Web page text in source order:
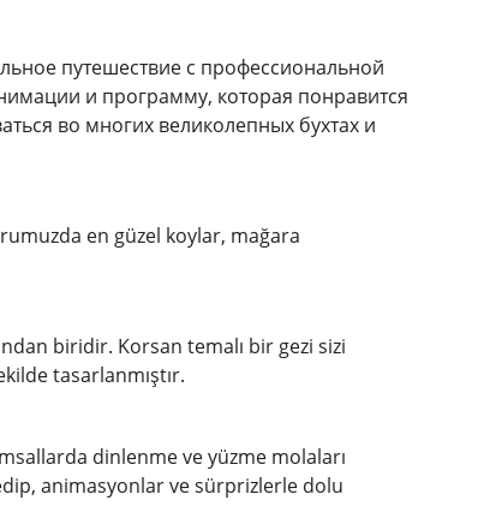
путешествие с профессиональной
и программу, которая понравится
во многих великолепных бухтах и
en güzel koylar, mağara
biridir. Korsan temalı bir gezi sizi
tasarlanmıştır.
dinlenme ve yüzme molaları
animasyonlar ve sürprizlerle dolu